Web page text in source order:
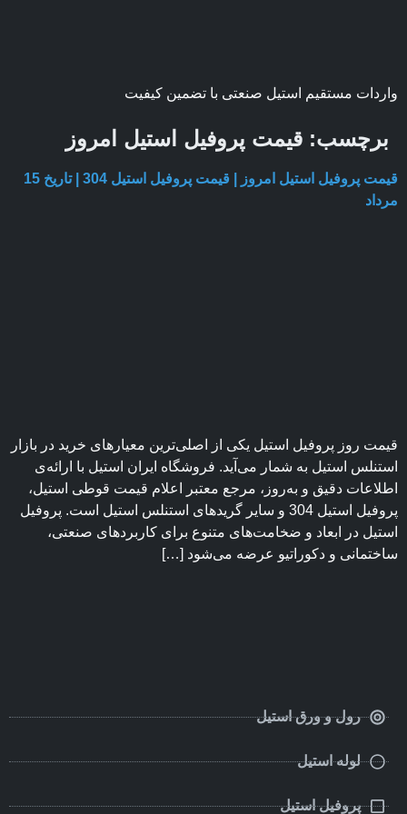
واردات مستقیم استیل صنعتی با تضمین کیفیت
برچسب: قیمت پروفیل استیل امروز
قیمت پروفیل استیل امروز | قیمت پروفیل استیل 304 | تاریخ 15
مرداد
قیمت روز پروفیل استیل یکی از اصلی‌ترین معیارهای خرید در بازار
استنلس استیل به شمار می‌آید. فروشگاه ایران استیل با ارائه‌ی
اطلاعات دقیق و به‌روز، مرجع معتبر اعلام قیمت قوطی استیل،
پروفیل استیل 304 و سایر گریدهای استنلس استیل است. پروفیل
استیل در ابعاد و ضخامت‌های متنوع برای کاربردهای صنعتی،
ساختمانی و دکوراتیو عرضه می‌شود […]
رول و ورق استیل
لوله استیل
پروفیل استیل